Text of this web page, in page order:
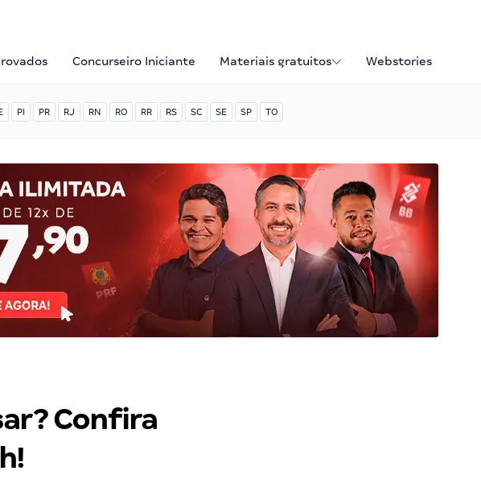
Concurseiro Iniciante Materiais gratuitos Webstories
PI PR RJ RN RO RR RS SC SE SP TO
Confira